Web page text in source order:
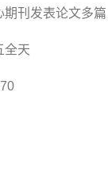
刊发表论文多
全天